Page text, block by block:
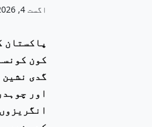
اگست 4, 2026
پاکستان
کون
گدی نشین
اور
انگریزوں